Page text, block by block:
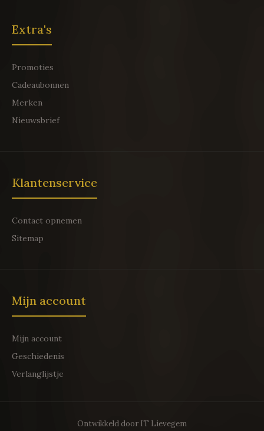
Extra's
Promoties
Cadeaubonnen
Merken
Nieuwsbrief
Klantenservice
Contact opnemen
Sitemap
Mijn account
Mijn account
Geschiedenis
Verlanglijstje
Ontwikkeld door IT Lievegem